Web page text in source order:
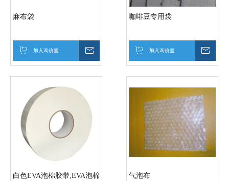
麻布袋
加入询价篮
咖啡豆专用袋
加入询价篮
白色EVA泡棉胶带,EVA泡棉
气泡布